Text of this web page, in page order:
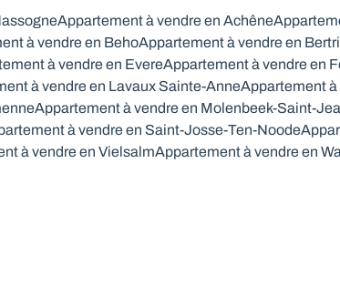
Appartement à vendre en Achêne
à vendre en BehoAppartement à vendre en
à vendre en EvereAppartement à vendre en
à vendre en Lavaux Sainte-AnneAppartement
Appartement à vendre en Molenbeek-Saint-
à vendre en Saint-Josse-Ten-Noode
à vendre en VielsalmAppartement à vendre en